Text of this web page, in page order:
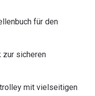
für den
zur sicheren
mit vielseitigen